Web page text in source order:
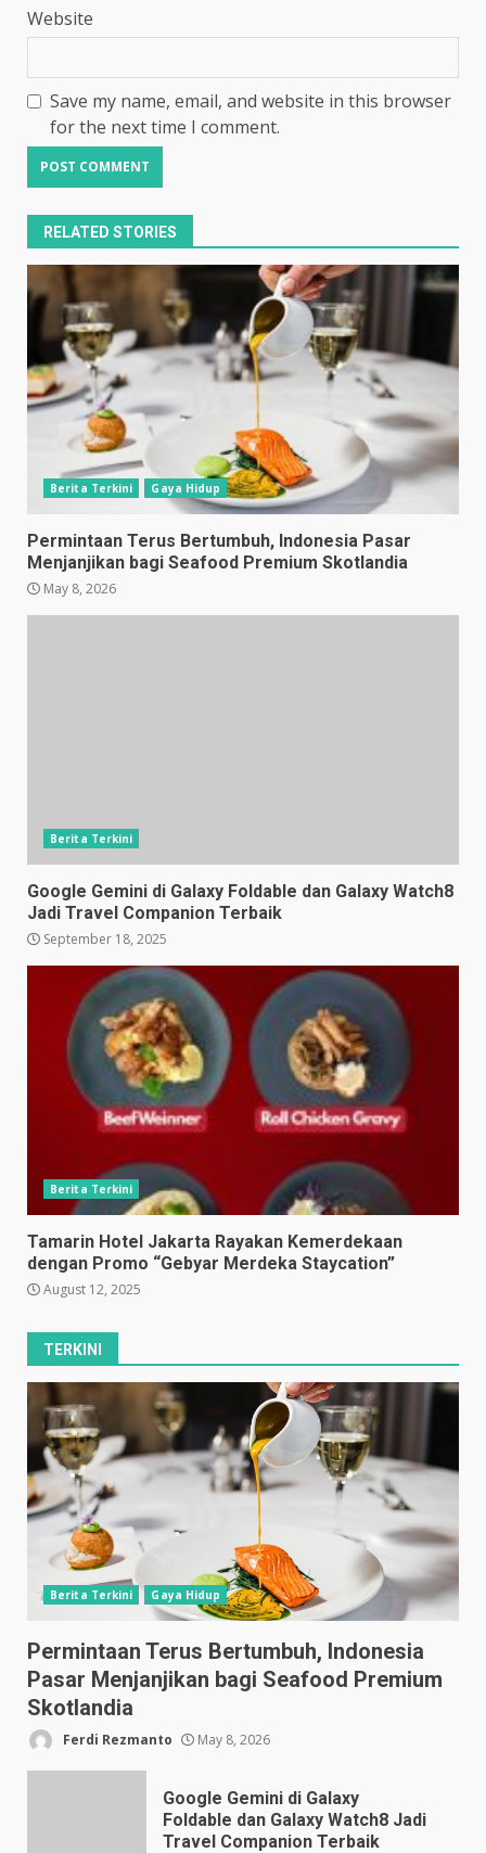
Website
Save my name, email, and website in this browser
for the next time I comment.
RELATED STORIES
Berita Terkini Gaya Hidup
Permintaan Terus Bertumbuh, Indonesia Pasar
Menjanjikan bagi Seafood Premium Skotlandia
May 8, 2026
Berita Terkini
Google Gemini di Galaxy Foldable dan Galaxy Watch8
Jadi Travel Companion Terbaik
September 18, 2025
Berita Terkini
Tamarin Hotel Jakarta Rayakan Kemerdekaan
dengan Promo “Gebyar Merdeka Staycation”
August 12, 2025
TERKINI
Berita Terkini Gaya Hidup
Permintaan Terus Bertumbuh, Indonesia
Pasar Menjanjikan bagi Seafood Premium
Skotlandia
Ferdi Rezmanto May 8, 2026
Google Gemini di Galaxy
Foldable dan Galaxy Watch8 Jadi
Travel Companion Terbaik